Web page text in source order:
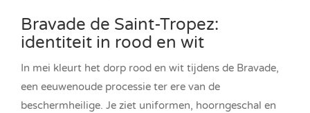
Bravade de Saint-Tropez:
identiteit in rood en wit
In mei kleurt het dorp rood en wit tijdens de Bravade,
een eeuwenoude processie ter ere van de
beschermheilige. Je ziet uniformen, hoorngeschal en